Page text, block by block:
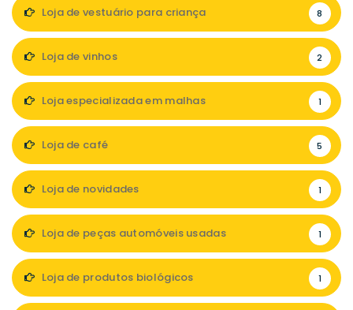
Loja de vestuário para criança 8
Loja de vinhos 2
Loja especializada em malhas 1
Loja de café 5
Loja de novidades 1
Loja de peças automóveis usadas 1
Loja de produtos biológicos 1